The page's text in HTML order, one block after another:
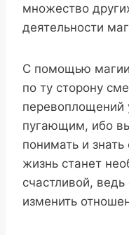
множество
деятельности
С помощью магии
по ту сторону
перевоплощений
пугающим, ибо
понимать и
жизнь станет
счастливой,
изменить